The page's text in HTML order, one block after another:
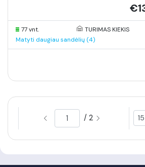
77 vnt.
TURIMAS KIEKIS
Matyti daugiau sandėlių (4)
/ 2